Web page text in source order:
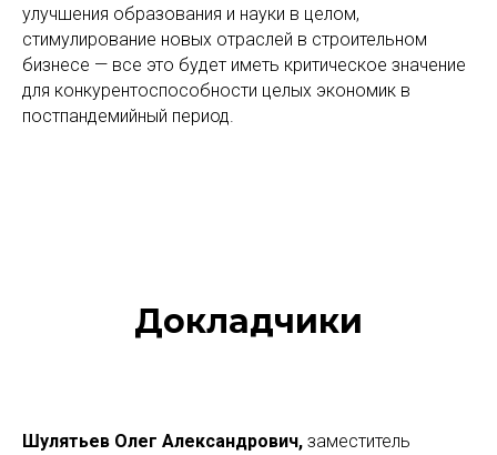
улучшения образования и науки в целом,
стимулирование новых отраслей в строительном
бизнесе — все это будет иметь критическое значение
для конкурентоспособности целых экономик в
постпандемийный период.
Докладчики
Шулятьев Олег Александрович, заместитель